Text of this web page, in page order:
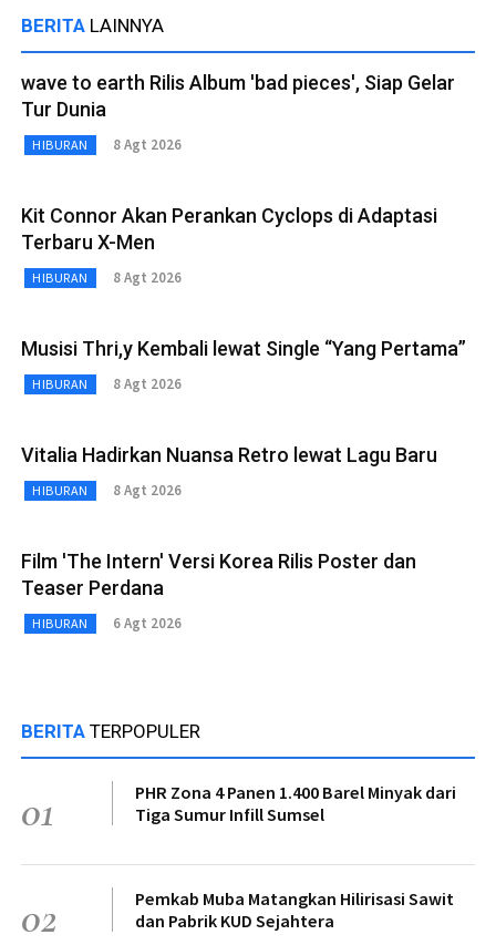
BERITA LAINNYA
wave to earth Rilis Album 'bad pieces', Siap Gelar
Tur Dunia
HIBURAN 8 Agt 2026
Kit Connor Akan Perankan Cyclops di Adaptasi
Terbaru X-Men
HIBURAN 8 Agt 2026
Musisi Thri,y Kembali lewat Single “Yang Pertama”
HIBURAN 8 Agt 2026
Vitalia Hadirkan Nuansa Retro lewat Lagu Baru
HIBURAN 8 Agt 2026
Film 'The Intern' Versi Korea Rilis Poster dan
Teaser Perdana
HIBURAN 6 Agt 2026
BERITA TERPOPULER
01
PHR Zona 4 Panen 1.400 Barel Minyak dari
Tiga Sumur Infill Sumsel
02
Pemkab Muba Matangkan Hilirisasi Sawit
dan Pabrik KUD Sejahtera